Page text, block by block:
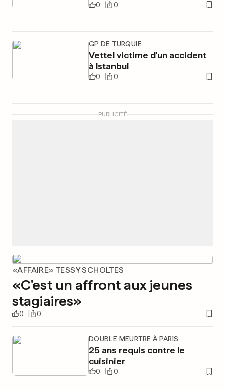
0 0
GP DE TURQUIE
Vettel victime d'un accident
à Istanbul
0 0
PUBLICITÉ
«AFFAIRE» TESSY SCHOLTES
«C'est un affront aux jeunes
stagiaires»
0 0
DOUBLE MEURTRE À PARIS
25 ans requis contre le
cuisinier
0 0